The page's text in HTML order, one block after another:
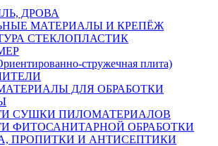
ДРОВА
МАТЕРИАЛЫ И КРЕПЁЖ
СТЕКЛОПЛАСТИК
стружечная плита)
ДЛЯ ОБРАБОТКИ
СУШКИ ПИЛОМАТЕРИАЛОВ
ФИТОСАНИТАРНОЙ ОБРАБОТКИ
ПРОПИТКИ И АНТИСЕПТИКИ